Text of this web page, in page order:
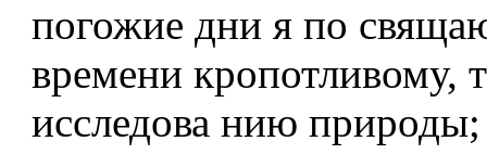
погожие дни я по­
времени кропотливому,
исследова­ нию